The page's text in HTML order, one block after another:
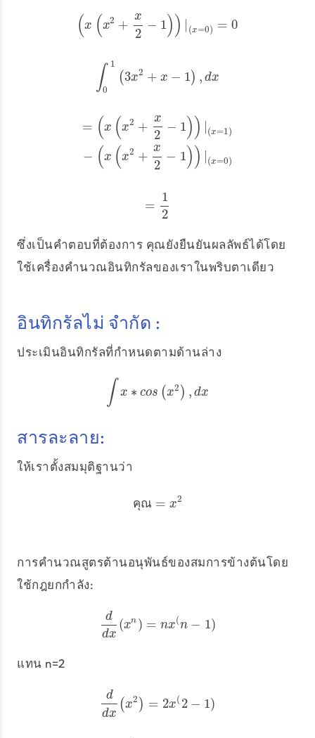
(x (x2 +
x
2
− 1)) (x=0) = 0
(x( x2 +x2−1 )) ( x= 0) 0
∫ 1
0
(3x2 + x − 1) , dx
∫01(3x2+x −1) dx
= (x (x2 +
x
2
− 1)) |(x=1)
− (x (x2 +
x
2
− 1)) (x=0)
x2+ x2−1))|( = )− x2+ x 2
=
1
2
= 2
ซึ่งเป็นคำตอบที่ต้องการ คุณยังยืนยันผลลัพธ์ได้โดย
ใช้เครื่องคำนวณอินทิกรัลของเราในพริบตาเดียว
อินทิกรัลไม่ จำกัด :
ประเมินอินทิกรัลที่กำหนดตามด้านล่าง
∫ x ∗ cos (x2 ) , dx
∫x ∗cos x2),d x
สารละลาย:
ให้เราตั้งสมมุติฐานว่า
คณ = x2
คณ=x2
การคำนวณสูตรต้านอนุพันธ์ของสมการข้างต้นโดย
ใช้กฎยกกำลัง:
d
dx
(xn ) = nx(n − 1)
ddx(x n)=nx(n− 1)
แทน n=2
d
dx
(x2 ) = 2x(2 − 1)
ddx(x 2)= 2x(2− 1)